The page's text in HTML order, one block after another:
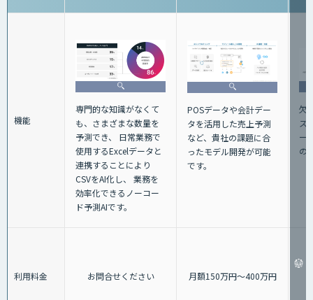
機能
専門的な知識がなくて
も、さまざまな数量を
予測でき、 日常業務で
使用するExcelデータと
連携することにより
CSVをAI化し、 業務を
効率化できるノーコー
ド予測AIです。
POSデータや会計デー
タを活用した売上予測
など、貴社の課題に合
ったモデル開発が可能
です。
欠
ス
ー
の
利用料金 お問合せください 月額150万円〜400万円